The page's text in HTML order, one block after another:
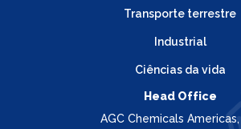
Transporte terrestre
Industrial
Ciências da vida
Head Office
AGC Chemicals Americas,